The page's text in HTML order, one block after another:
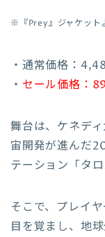
※『Prey』ジャケット
・通常価格：
・ セール価格：
舞台は、ケネデ
宙開発が進んだ
テーション「タロ
そこで、プレイ
目を覚まし、地